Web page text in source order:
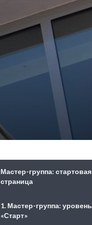
Мастер-группа: стартовая
страница
1. Мастер-группа: уровень
«Старт»